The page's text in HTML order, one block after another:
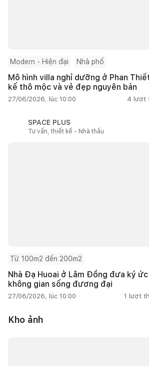
Modern - Hiện đại Nhà phố
Mô hình villa nghỉ dưỡng ở Phan
kế thô mộc và vẻ đẹp nguyên bản
27/06/2026, lúc 10:00 4 lượt
SPACE PLUS
Tư vấn, thiết kế - Nhà thầu
Từ 100m2 đến 200m2
Nhà Đạ Huoai ở Lâm Đồng đưa ký
không gian sống đương đại
27/06/2026, lúc 10:00 1 lượt
Kho ảnh